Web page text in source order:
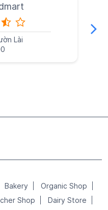
Lài
Bakery
Organic Shop
Shop
Dairy Store